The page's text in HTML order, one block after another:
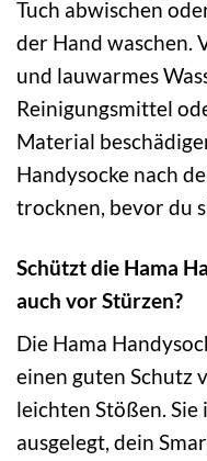
Tuch abwischen
der Hand waschen.
und lauwarmes
Reinigungsmittel
Material
Handysocke nach
trocknen, bevor du
Schützt die Hama
auch vor Stürzen?
Die Hama
einen guten Schutz
leichten Stößen.
ausgelegt, dein